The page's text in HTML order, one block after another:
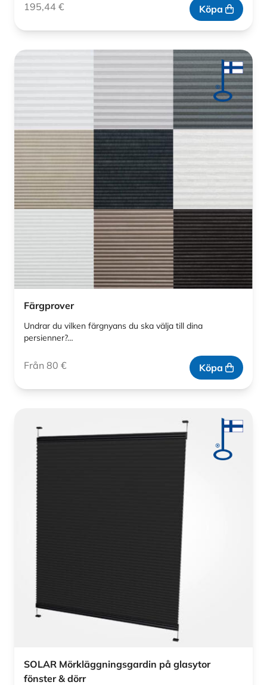
195,44 € Köpa
Färgprover
Undrar du vilken färgnyans du ska välja till dina
persienner?…
Från 80 € Köpa
SOLAR Mörkläggningsgardin på glasytor
fönster & dörr